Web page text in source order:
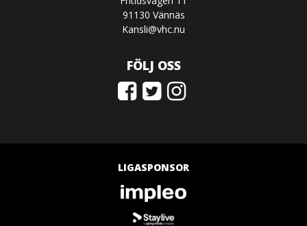
91130 Vännäs
Kansli@vhc.nu
FÖLJ OSS
LIGASPONSOR